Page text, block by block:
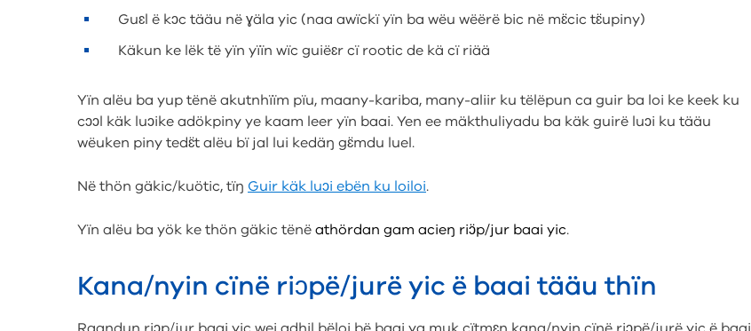
Guɛl ë kɔc tääu në ɣäla yic (naa awïckï yïn ba wëu wëërë bic në mɛ̈cic tɛ̈upiny)
Käkun ke lëk të yïn yïïn wïc guiëɛr cï rootic de kä cï riää
Yïn alëu ba yup tënë akutnhïïm pïu, maany-kariba, many-aliir ku tëlëpun ca guir ba loi ke keek ku
cɔɔl käk luɔike adökpiny ye kaam leer yïn baai. Yen ee mäkthuliyadu ba käk guirë luɔi ku tääu
wëuken piny tedɛ̈t alëu bï jal lui kedäŋ gɛ̈mdu luel.
Në thön gäkic/kuötic, tïŋ Guir käk luɔi ebën ku loiloi.
Yïn alëu ba yök ke thön gäkic tënëathördan gam acieŋ riɔ̈p/jur baai yic.
Kana/nyin cïnë riɔpë/jurë yic ë baai tääu thïn